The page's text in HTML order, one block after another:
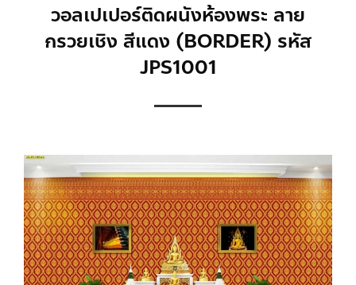
วอลเปเปอร์ติดผนังห้องพระ ลาย
กรวยเชิง สีแดง (BORDER) รหัส
JPS1001